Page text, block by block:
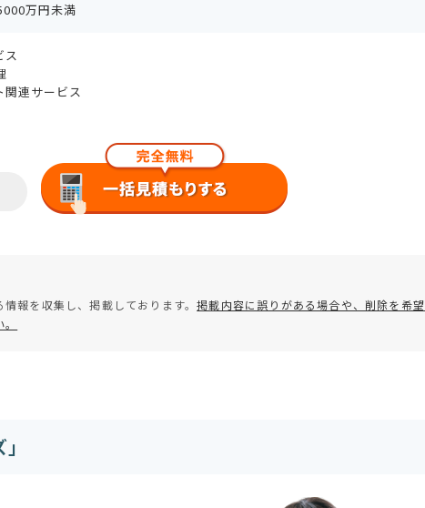
万円未満
ス
関連サービス
報を収集し、掲載しております。掲載内容に誤りがある場合や、削除を希望